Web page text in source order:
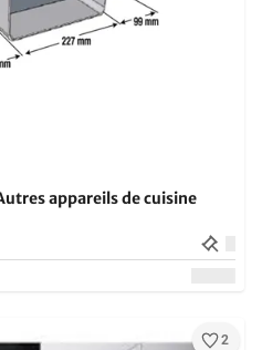
appareils de cuisine
2